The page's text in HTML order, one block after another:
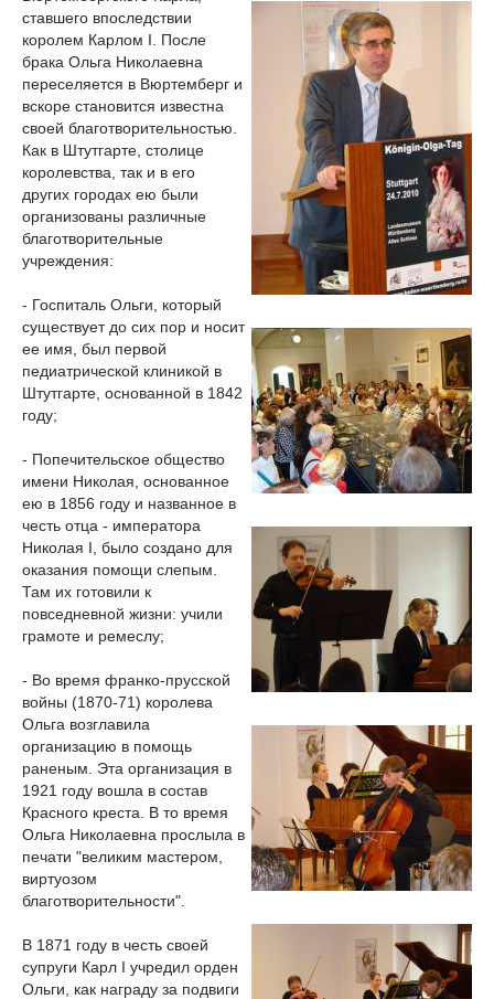
ставшего впоследствии
королем Карлом I. После
брака Ольга Николаевна
переселяется в Вюртемберг и
вскоре становится известна
своей благотворительностью.
Как в Штутгарте, столице
королевства, так и в его
других городах ею были
организованы различные
благотворительные
учреждения:
- Госпиталь Ольги, который
существует до сих пор и носит
ее имя, был первой
педиатрической клиникой в
Штутгарте, основанной в 1842
году;
- Попечительское общество
имени Николая, основанное
ею в 1856 году и названное в
честь отца - императора
Николая I, было создано для
оказания помощи слепым.
Там их готовили к
повседневной жизни: учили
грамоте и ремеслу;
- Во время франко-прусской
войны (1870-71) королева
Ольга возглавила
организацию в помощь
раненым. Эта организация в
1921 году вошла в состав
Красного креста. В то время
Ольга Николаевна прослыла в
печати "великим мастером,
виртуозом
благотворительности".
В 1871 году в честь своей
супруги Карл I учредил орден
Ольги, как награду за подвиги